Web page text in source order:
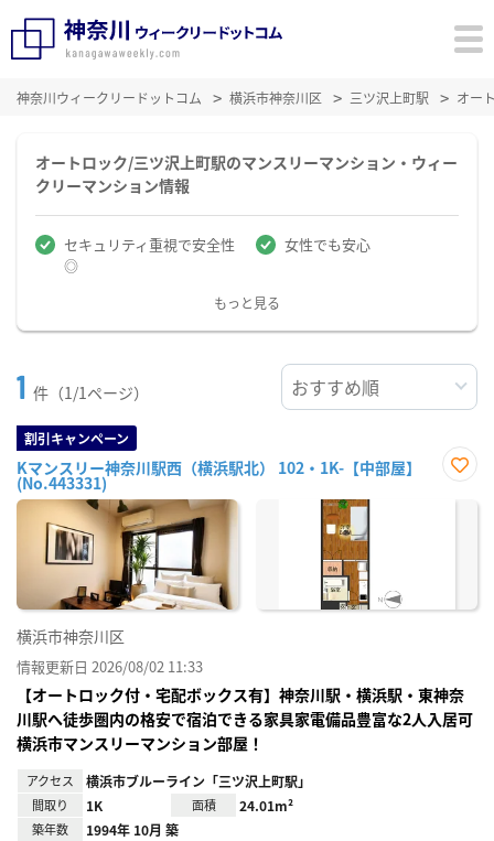
神奈川ウィークリードットコム 横浜市神奈川区 三ツ沢上町駅 オー
オートロック/三ツ沢上町駅のマンスリーマンション・ウィー
クリーマンション情報
セキュリティ重視で安全性
◎
女性でも安心
もっと見る
1 件（1/1ページ）
割引キャンペーン
Kマンスリー神奈川駅西（横浜駅北） 102・1K-【中部屋】
(No.443331)
に入
横浜市神奈川区
情報更新日 2026/08/02 11:33
【オートロック付・宅配ボックス有】神奈川駅・横浜駅・東神奈
川駅へ徒歩圏内の格安で宿泊できる家具家電備品豊富な2人入居可
横浜市マンスリーマンション部屋！
アクセス 横浜市ブルーライン「三ツ沢上町駅」
間取り 1K 面積 24.01m²
築年数 1994年 10月 築